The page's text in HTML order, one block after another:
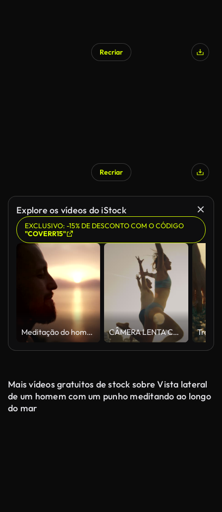
Recriar
Gerado por IA
Recriar
Explore os vídeos do iStock
EXCLUSIVO: -15% DE DESCONTO COM O CÓDIGO
"COVERR15"
Meditação do homem. Litoral rochoso ao pôr do sol CÂMERA LENTA Casal despreocupado pulando na água do mar do barco durante o pôr do sol
Mais vídeos gratuitos de stock sobre Vista lateral
de um homem com um punho meditando ao longo
do mar